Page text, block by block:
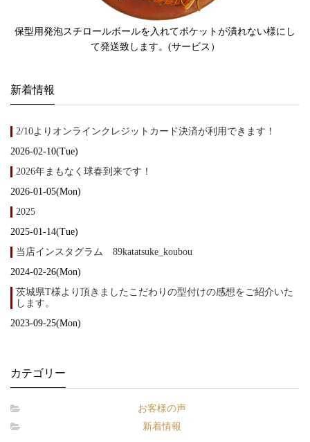
保型用発泡スチロールボールを入れてポケットが潰れない様にし
て発送致します。(サービス）
新着情報
2/10よりオンラインクレジットカード決済が利用できます！
2026-02-10(Tue)
2026年まもなく球春到来です！
2026-01-05(Mon)
2025
2025-01-14(Tue)
当店インスタグラム 89katatsuke_koubou
2024-02-26(Mon)
茨城県T様より頂きましたこだわりの型付けの感想をご紹介いた
します。
2023-09-25(Mon)
カテゴリー
お客様の声
新着情報